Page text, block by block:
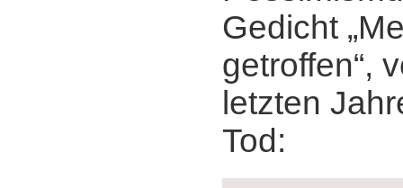
Gedicht
getroffen“,
letzten
Tod: